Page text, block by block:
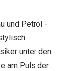
und Petrol -
unter den
am Puls der